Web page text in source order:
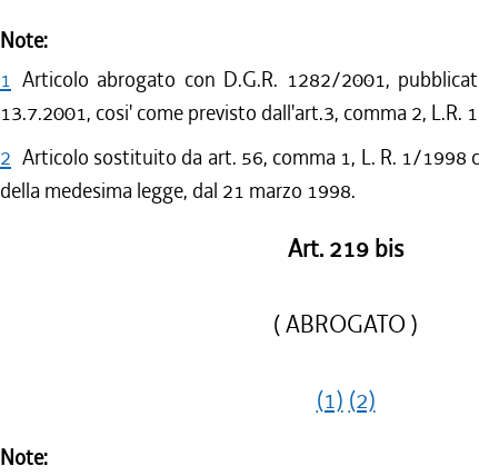
Note:
1 Articolo abrogato con D.G.R. 1282/2001,
13.7.2001, cosi' come previsto dall'art.3, comma 2, L.R.
2 Articolo sostituito da art. 56, comma 1, L. R. 1/1998
della medesima legge, dal 21 marzo 1998.
Art. 219 bis
( ABROGATO )
(1) (2)
Note: